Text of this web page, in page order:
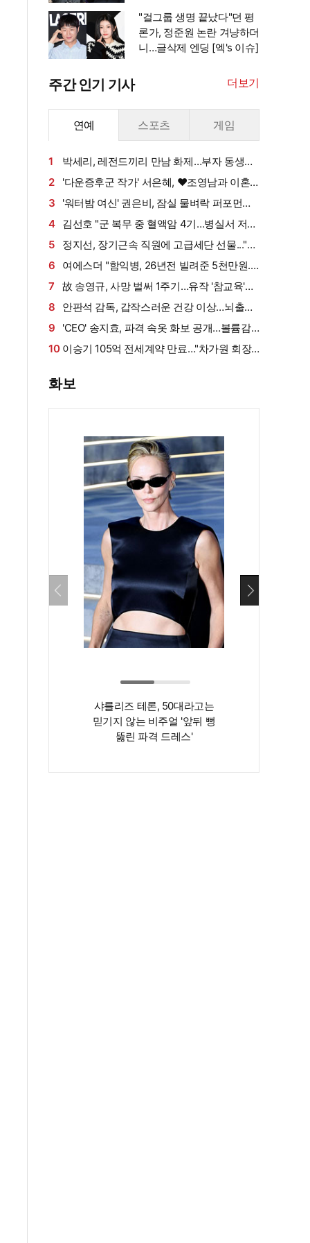
"걸그룹 생명 끝났다"던 평
론가, 정준원 논란 겨냥하더
니…글삭제 엔딩 [엑's 이슈]
주간 인기 기사 더보기
연예 스포츠 게임
1
박세리, 레전드끼리 만남 화제…부자 동생에
게 밥 샀다가 '반전'
2
'다운증후군 작가' 서은혜, ♥조영남과 이혼
설 확산에 결국 입 열었다
3
'워터밤 여신' 권은비, 잠실 물벼락 퍼포먼스
'후끈'…두산 승리요정 등극
4
김선호 "군 복무 중 혈액암 4기…병실서 저만
살아남았다" (내 남은 연애)
5
정지선, 장기근속 직원에 고급세단 선물..."차
부담되면 명품백도 가능" (사당귀)[전일야화]
6
여에스더 "함익병, 26년전 빌려준 5천만원...
그덕에 사업 시작" (동상이몽2)[종합]
7
故 송영규, 사망 벌써 1주기…유작 '참교육'서
묵직한 존재감
8
안판석 감독, 갑작스러운 건강 이상…뇌출혈
로 쓰러져
9
'CEO' 송지효, 파격 속옷 화보 공개…볼륨감·
라인 모두 '퍼펙트'
10 이승기 105억 전세계약 만료…"차가원 회장,
화보
샤를리즈 테론, 50대라고는
믿기지 않는 비주얼 '앞뒤 뻥
뚫린 파격 드레스'